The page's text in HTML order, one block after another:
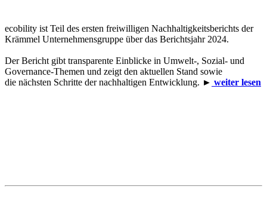
ecobility ist Teil des ersten freiwilligen Nachhaltigkeitsberichts der
Krämmel Unternehmensgruppe über das Berichtsjahr 2024.
Der Bericht gibt transparente Einblicke in Umwelt-, Sozial- und
Governance-Themen und zeigt den aktuellen Stand sowie
die nächsten Schritte der nachhaltigen Entwicklung. ► weiter lesen